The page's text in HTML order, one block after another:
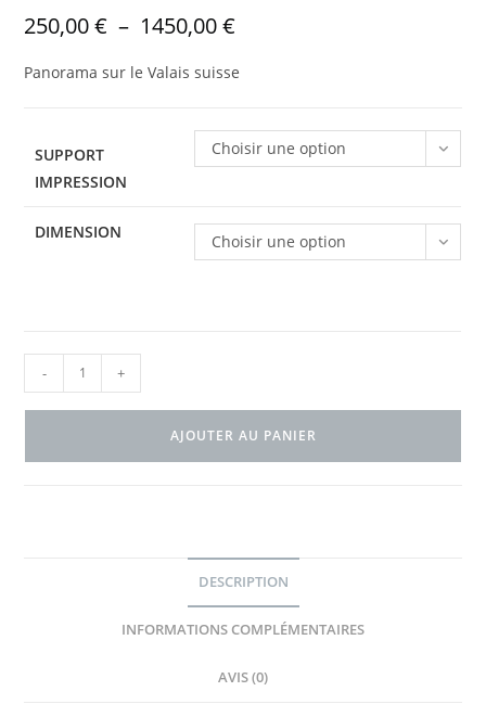
250,00€ – 1450,00€
Panorama sur le Valais suisse
SUPPORT
IMPRESSION
Choisir une option
DIMENSION Choisir une option
- +
AJOUTER AU PANIER
DESCRIPTION
INFORMATIONS COMPLÉMENTAIRES
AVIS (0)